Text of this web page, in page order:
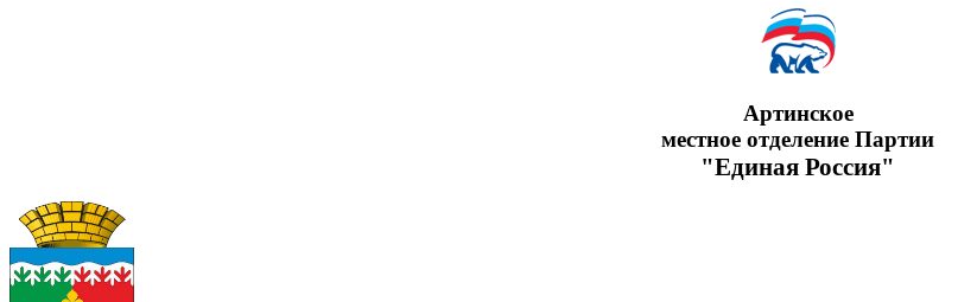
Артинское
местное отделение Партии
"Единая Россия"